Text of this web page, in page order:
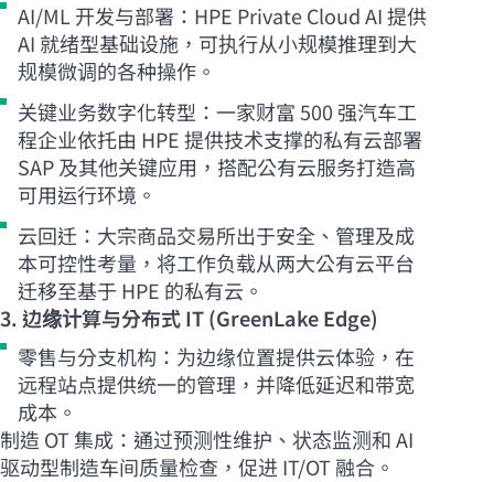
AI/ML 开发与部署：HPE Private Cloud AI 提供
AI 就绪型基础设施，可执行从小规模推理到大
规模微调的各种操作。
关键业务数字化转型：一家财富 500 强汽车工
程企业依托由 HPE 提供技术支撑的私有云部署
SAP 及其他关键应用，搭配公有云服务打造高
可用运行环境。
云回迁：大宗商品交易所出于安全、管理及成
本可控性考量，将工作负载从两大公有云平台
迁移至基于 HPE 的私有云。
3. 边缘计算与分布式 IT (GreenLake Edge)
零售与分支机构：为边缘位置提供云体验，在
远程站点提供统一的管理，并降低延迟和带宽
成本。
制造 OT 集成：通过预测性维护、状态监测和 AI
驱动型制造车间质量检查，促进 IT/OT 融合。